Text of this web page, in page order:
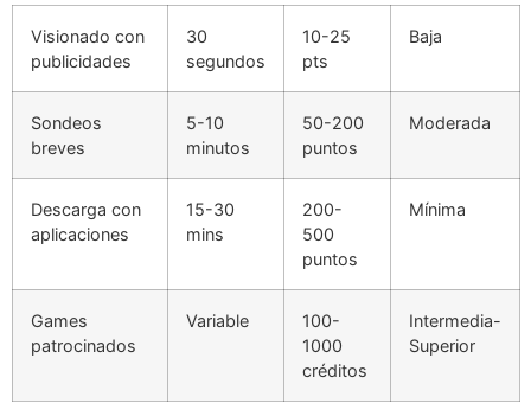
Visionado con
publicidades
30
segundos
10-25
pts
Baja
Sondeos
breves
5-10
minutos
50-200
puntos
Moderada
Descarga con
aplicaciones
15-30
mins
200-
500
puntos
Mínima
Games
patrocinados
Variable
100-
1000
créditos
Intermedia-
Superior